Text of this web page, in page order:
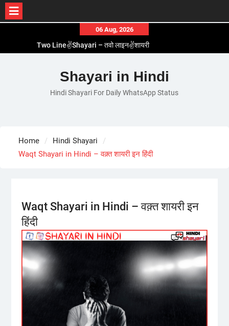
content
06 Aug, 2026
Two Line✌️Shayari – तवो लाइन✌️शायरी
Romantic Love😽Status – रोमांटिक लव😽स्टेटस
Love🥳Poetry In Hindi – लव🥳पोएट्री इन हिंदी
1 Line☝️Shayari In Hindi – १ लाइन☝️शायरी इन हिंदी
Shayari in Hindi
Hindi Shayari For Daily WhatsApp Status
Home
Hindi Shayari
Waqt Shayari in Hindi – वक़्त शायरी इन हिंदी
Waqt Shayari in Hindi – वक़्त शायरी इन
हिंदी